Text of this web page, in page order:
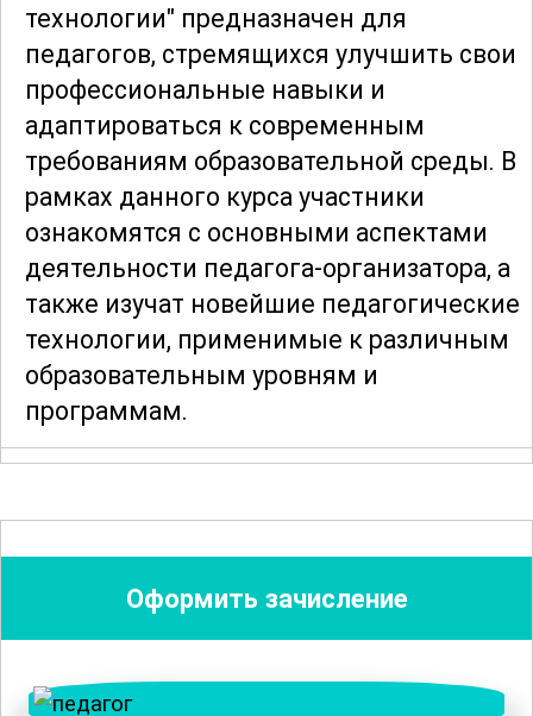
технологии" предназначен для
педагогов, стремящихся улучшить свои
профессиональные навыки и
адаптироваться к современным
требованиям образовательной среды. В
рамках данного курса участники
ознакомятся с основными аспектами
деятельности педагога-организатора, а
также изучат новейшие педагогические
технологии, применимые к различным
образовательным уровням и
программам.
теоретические знания и методические
рекомендации, которые помогут
эффективно реализовывать
Особое внимание уделено вопросам
Оформить зачисление